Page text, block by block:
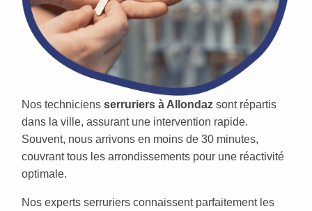
Nos techniciens serruriers à Allondaz sont répartis
dans la ville, assurant une intervention rapide.
Souvent, nous arrivons en moins de 30 minutes,
couvrant tous les arrondissements pour une réactivité
optimale.
Nos experts serruriers connaissent parfaitement les